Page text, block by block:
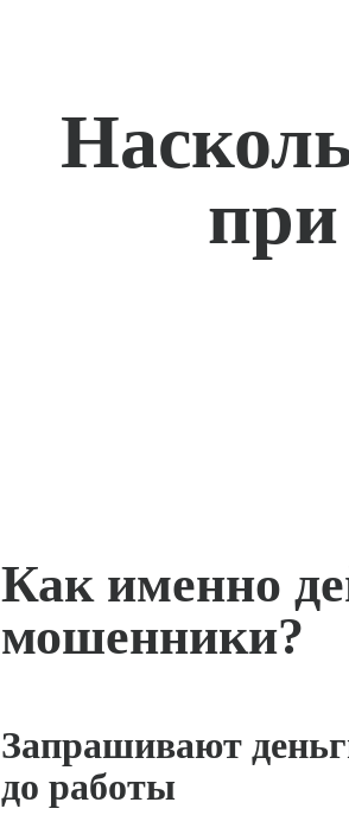
при
Как именно
мошенники?
Запрашивают
до работы